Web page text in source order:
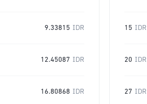
9.33815 IDR
12.45087 IDR
16.80868 IDR
15 IDR
20 IDR
27 IDR